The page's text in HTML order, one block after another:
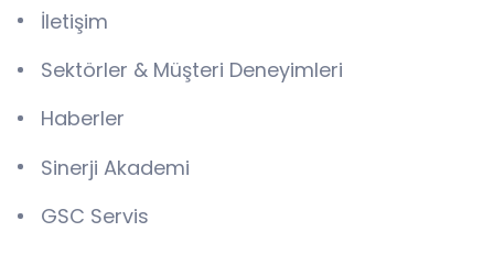
İletişim
Sektörler & Müşteri Deneyimleri
Haberler
Sinerji Akademi
GSC Servis